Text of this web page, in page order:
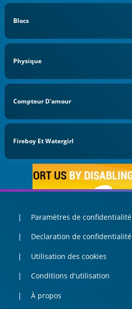
Blocs
Physique
Compteur D'amour
Fireboy Et Watergirl
Paramètres de confidentialité
Declaration de confidentialité
Utilisation des cookies
Conditions d'utilisation
À propos